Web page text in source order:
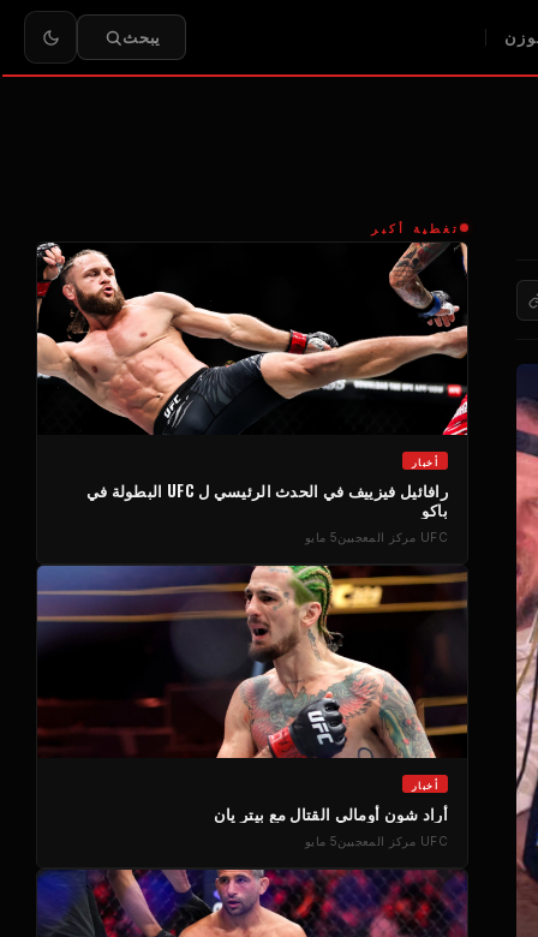
يبحث
تغطية أكبر
أخبار
رافائيل فيزييف في الحدث الرئيسي ل UFC البطولة في
باكو
UFC مركز المعجبين5 مايو
أخبار
أراد شون أومالي القتال مع بيتر يان
UFC مركز المعجبين5 مايو